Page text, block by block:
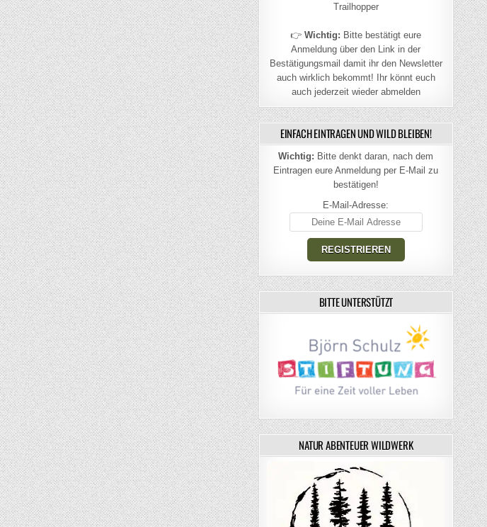
Trailhopper
👉Wichtig: Bitte bestätigt eure
Anmeldung über den Link in der
Bestätigungsmail damit ihr den Newsletter
auch wirklich bekommt! Ihr könnt euch
auch jederzeit wieder abmelden
EINFACH EINTRAGEN UND WILD BLEIBEN!
Wichtig: Bitte denkt daran, nach dem
Eintragen eure Anmeldung per E-Mail zu
bestätigen!
E-Mail-Adresse:
BITTE UNTERSTÜTZT
NATUR ABENTEUER WILDWERK